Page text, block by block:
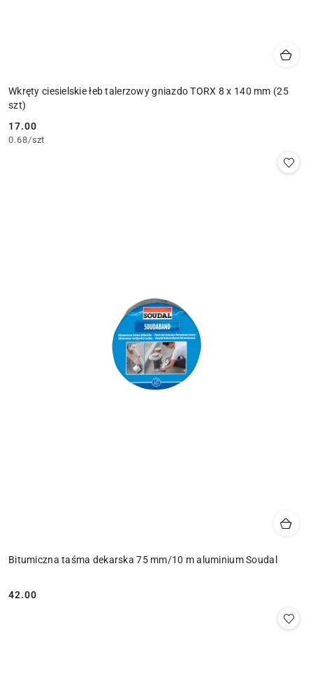
Wkręty ciesielskie łeb talerzowy gniazdo TORX 8 x 140 mm (25
szt)
Cena:
17.00
0.68/szt
Bitumiczna taśma dekarska 75 mm/10 m aluminium Soudal
Cena:
42.00